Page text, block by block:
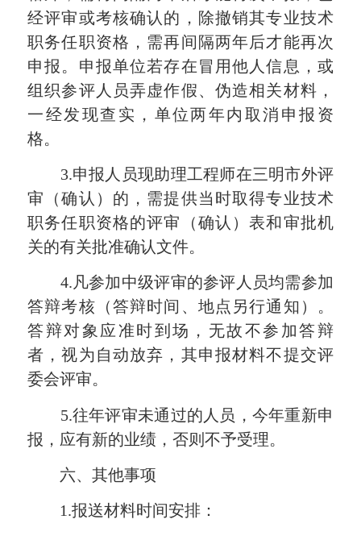
经评审或考核确认的，除撤销其专业技术
职务任职资格，需再间隔两年后才能再次
申报。申报单位若存在冒用他人信息，或
组织参评人员弄虚作假、伪造相关材料，
一经发现查实，单位两年内取消申报资
格。
3.申报人员现助理工程师在三明市外评
审（确认）的，需提供当时取得专业技术
职务任职资格的评审（确认）表和审批机
关的有关批准确认文件。
4.凡参加中级评审的参评人员均需参加
答辩考核（答辩时间、地点另行通知）。
答辩对象应准时到场，无故不参加答辩
者，视为自动放弃，其申报材料不提交评
委会评审。
5.往年评审未通过的人员，今年重新申
报，应有新的业绩，否则不予受理。
六、其他事项
1.报送材料时间安排：